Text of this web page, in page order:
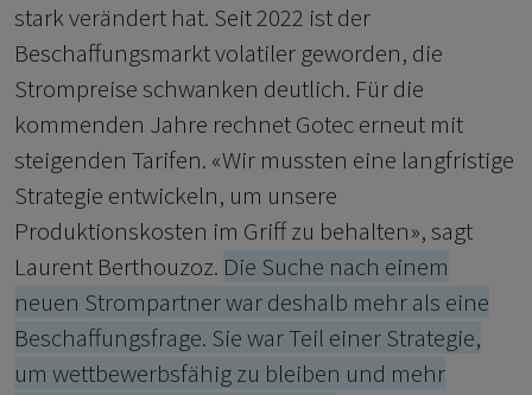
stark verändert hat. Seit 2022 ist der
Beschaffungsmarkt volatiler geworden, die
Strompreise schwanken deutlich. Für die
kommenden Jahre rechnet Gotec erneut mit
steigenden Tarifen. «Wir mussten eine langfristige
Strategie entwickeln, um unsere
Produktionskosten im Griff zu behalten», sagt
Laurent Berthouzoz. Die Suche nach einem
neuen Strompartner war deshalb mehr als eine
Beschaffungsfrage. Sie war Teil einer Strategie,
um wettbewerbsfähig zu bleiben und mehr